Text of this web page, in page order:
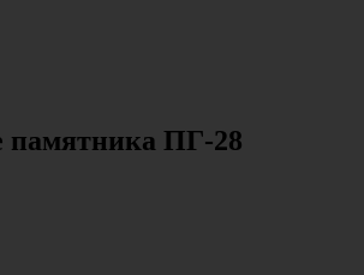
памятника ПГ-28